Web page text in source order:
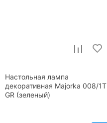
Настольная лампа
декоративная Majorka 008/1T
GR (зеленый)